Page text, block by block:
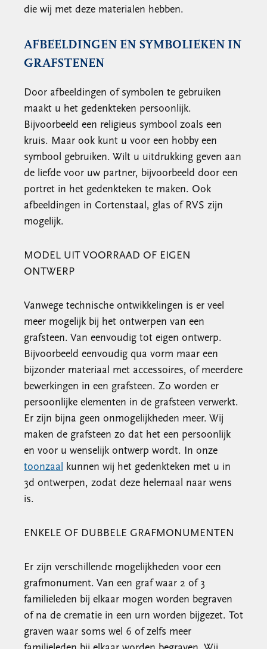
die wij met deze materialen hebben.
AFBEELDINGEN EN SYMBOLIEKEN IN
GRAFSTENEN
Door afbeeldingen of symbolen te gebruiken
maakt u het gedenkteken persoonlijk.
Bijvoorbeeld een religieus symbool zoals een
kruis. Maar ook kunt u voor een hobby een
symbool gebruiken. Wilt u uitdrukking geven aan
de liefde voor uw partner, bijvoorbeeld door een
portret in het gedenkteken te maken. Ook
afbeeldingen in Cortenstaal, glas of RVS zijn
mogelijk.
MODEL UIT VOORRAAD OF EIGEN
ONTWERP
Vanwege technische ontwikkelingen is er veel
meer mogelijk bij het ontwerpen van een
grafsteen. Van eenvoudig tot eigen ontwerp.
Bijvoorbeeld eenvoudig qua vorm maar een
bijzonder materiaal met accessoires, of meerdere
bewerkingen in een grafsteen. Zo worden er
persoonlijke elementen in de grafsteen verwerkt.
Er zijn bijna geen onmogelijkheden meer. Wij
maken de grafsteen zo dat het een persoonlijk
en voor u wenselijk ontwerp wordt. In onze
toonzaal kunnen wij het gedenkteken met u in
3d ontwerpen, zodat deze helemaal naar wens
is.
ENKELE OF DUBBELE GRAFMONUMENTEN
Er zijn verschillende mogelijkheden voor een
grafmonument. Van een graf waar 2 of 3
familieleden bij elkaar mogen worden begraven
of na de crematie in een urn worden bijgezet. Tot
graven waar soms wel 6 of zelfs meer